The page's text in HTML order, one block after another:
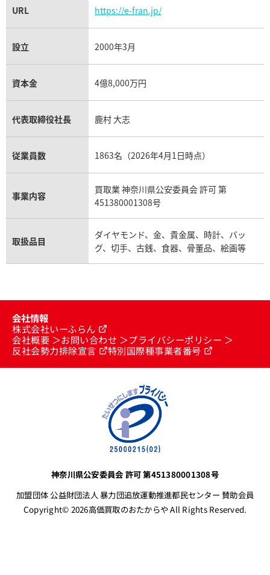
URL https://e-fran.jp/
設立 2000年3月
資本金 4億8,000万円
代表取締役社長 鹿村 大志
従業員数 1863名（2026年4月1日時点）
事業内容
買取業 神奈川県公安委員会 許可 第
451380001308号
取扱品目
ダイヤモンド、金、貴金属、時計、バッ
グ、切手、古銭、食器、骨董品、絵画等
会社情報
株式会社いーふらん
会社概要
お問い合わせ
プライバシーポリシー
反社会勢力排除宣言
特別国際種事業者番号
神奈川県公安委員会 許可 第451380001308号
加盟団体 公益財団法人 暴力団追放運動推進都民センター 賛助会員
Copyright© 2026高価買取のおたからや All Rights Reserved.